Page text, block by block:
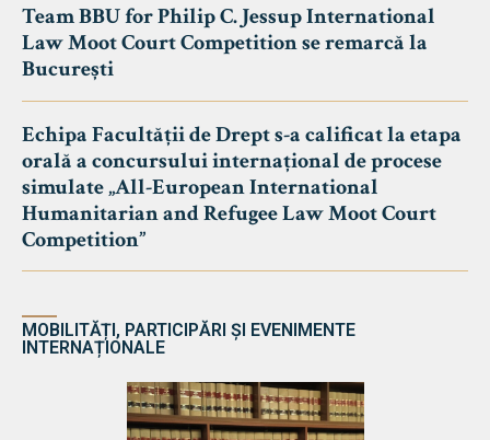
Team BBU for Philip C. Jessup International
Law Moot Court Competition se remarcă la
București
Echipa Facultății de Drept s-a calificat la etapa
orală a concursului internațional de procese
simulate „All-European International
Humanitarian and Refugee Law Moot Court
Competition”
MOBILITĂȚI, PARTICIPĂRI ȘI EVENIMENTE
INTERNAȚIONALE